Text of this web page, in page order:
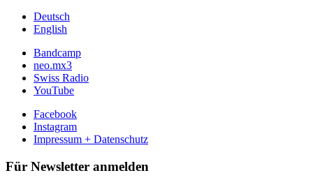
Deutsch
English
Bandcamp
neo.mx3
Swiss Radio
YouTube
Facebook
Instagram
Impressum + Datenschutz
Für Newsletter anmelden